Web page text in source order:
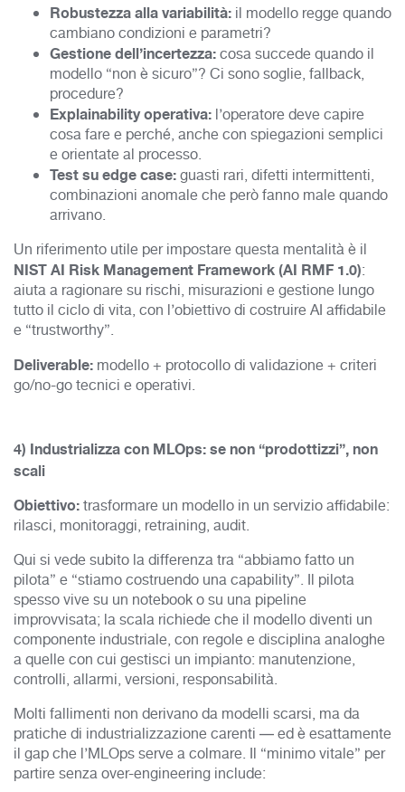
Robustezza alla variabilità: il modello regge quando
cambiano condizioni e parametri?
Gestione dell’incertezza:cosa succede quando il
modello “non è sicuro”? Ci sono soglie, fallback,
procedure?
Explainability operativa: l’operatore deve capire
cosa fare e perché, anche con spiegazioni semplici
e orientate al processo.
Test su edge case:guasti rari, difetti intermittenti,
combinazioni anomale che però fanno male quando
arrivano.
Un riferimento utile per impostare questa mentalità è il
NIST AI Risk Management Framework (AI RMF 1.0):
aiuta a ragionare su rischi, misurazioni e gestione lungo
tutto il ciclo di vita, con l’obiettivo di costruire AI affidabile
e “trustworthy”.
Deliverable: modello + protocollo di validazione + criteri
go/no-go tecnici e operativi.
4) Industrializza con MLOps: se non “prodottizzi”, non
scali
Obiettivo:trasformare un modello in un servizio affidabile:
rilasci, monitoraggi, retraining, audit.
Qui si vede subito la differenza tra “abbiamo fatto un
pilota” e “stiamo costruendo una capability”. Il pilota
spesso vive su un notebook o su una pipeline
improvvisata; la scala richiede che il modello diventi un
componente industriale, con regole e disciplina analoghe
a quelle con cui gestisci un impianto: manutenzione,
controlli, allarmi, versioni, responsabilità.
Molti fallimenti non derivano da modelli scarsi, ma da
pratiche di industrializzazione carenti — ed è esattamente
il gap che l’MLOps serve a colmare. Il “minimo vitale” per
partire senza over-engineering include: